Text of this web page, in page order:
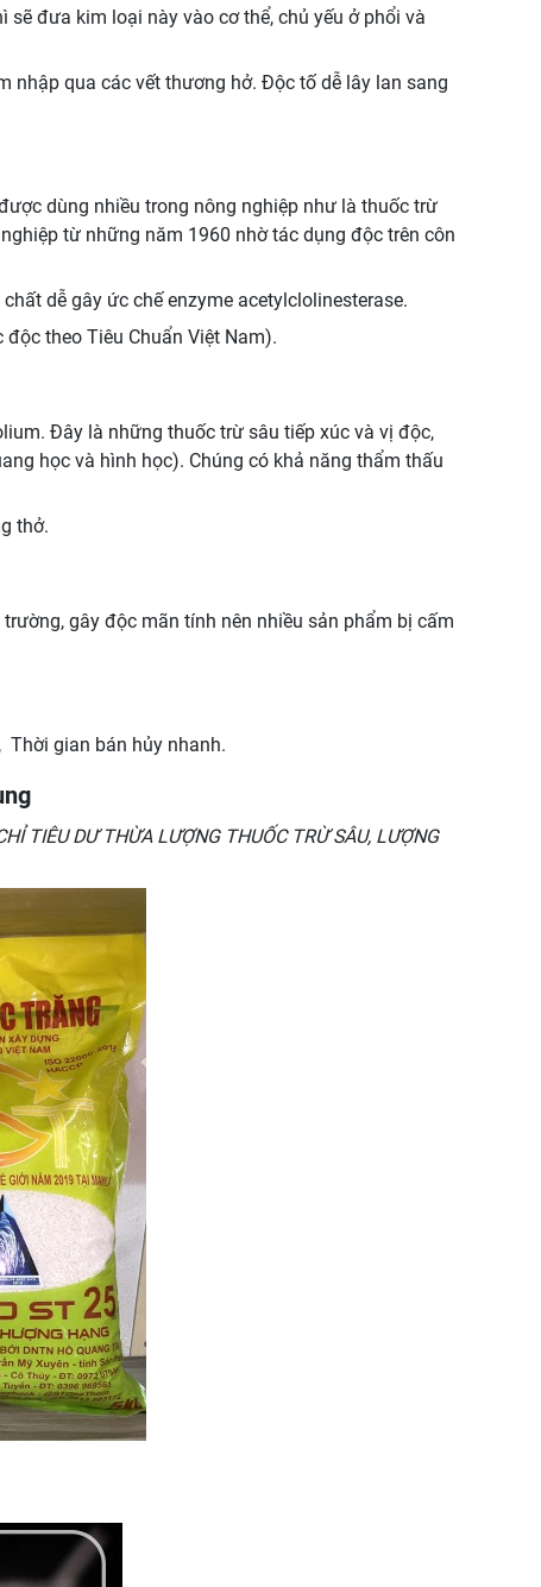
sẽ đưa kim loại này vào cơ thể, chủ yếu ở phổi và
nhập qua các vết thương hở. Độc tố dễ lây lan sang
dùng nhiều trong nông nghiệp như là thuốc trừ
từ những năm 1960 nhờ tác dụng độc trên côn
dễ gây ức chế enzyme acetylclolinesterase.
theo Tiêu Chuẩn Việt Nam).
Đây là những thuốc trừ sâu tiếp xúc và vị độc,
học và hình học). Chúng có khả năng thẩm thấu
thở.
gây độc mãn tính nên nhiều sản phẩm bị cấm
Thời gian bán hủy nhanh.
TIÊU DƯ THỪA LƯỢNG THUỐC TRỪ SÂU, LƯỢNG